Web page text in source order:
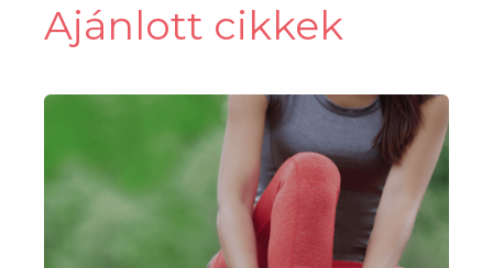
Ajánlott cikkek